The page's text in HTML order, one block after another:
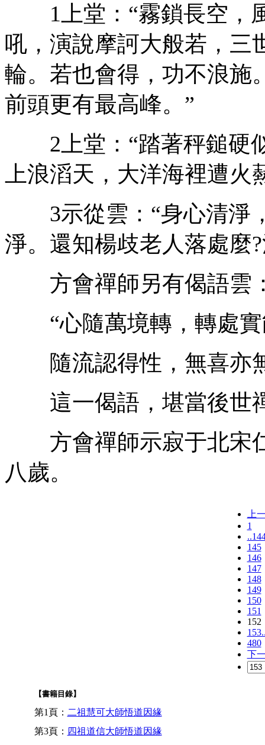
1上堂：“霧鎖長空，
吼，演說摩訶大般若，三
輪。若也會得，功不浪施
前頭更有最高峰。”
2上堂：“踏著秤鎚硬
上浪滔天，大洋海裡遭火
3示從雲：“身心清淨
淨。還知楊歧老人落處麼
方會禪師另有偈語雲
“心隨萬境轉，轉處實
隨流認得性，無喜亦
這一偈語，堪當後世
方會禪師示寂于北宋仁
八歲。
上
1
145
146
147
148
149
150
151
152
480
下
【書籍目錄】
第1頁： 二祖慧可大師悟道因緣
第3頁： 四祖道信大師悟道因緣